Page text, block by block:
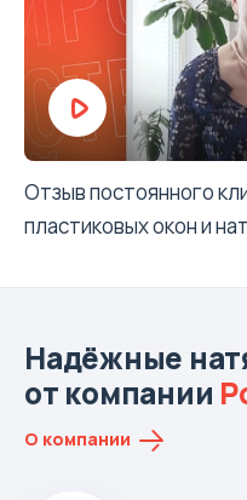
Отзыв постоянного
пластиковых окон и
Надёжные
от компании
О компании